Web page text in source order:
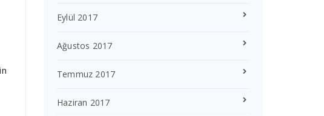
Eylül 2017
Ağustos 2017
Temmuz 2017
Haziran 2017